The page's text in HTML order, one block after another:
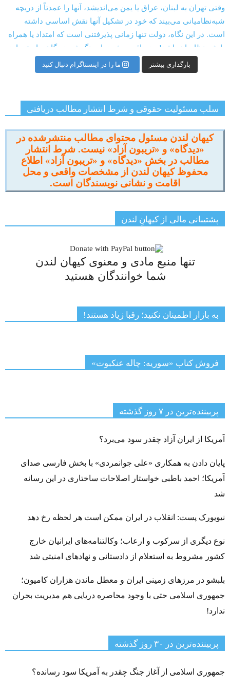
بارگذاری بیشتر ما را در اینستاگرام دنبال کنید
سلب مسئولیت حقوقی و شرط انتشار مطالب دریافتی
کیهان لندن مسئول محتوای مطالب منتشرشده در
«دیدگاه» و «تریبون آزاد» نیست. شرط انتشار
مطالب در بخش «دیدگاه» و «تریبون آزاد» اطلاع
محفوظ کیهان لندن از مشخصات واقعی و محل
اقامت و نشانی نویسندگان است.
پشتیبانی مالی از کیهانِ لندن
تنها منبع مادی و معنوی کیهان لندن
شما خوانندگان هستید
به بازار اطمینان نکنید؛ رقبا زیاد هستند!
فروش کتاب «سوریه: چاله عنکبوت»
پربیننده‌ترین‌ در ۷ روز گذشته
آمریکا از ایران آزاد چقدر سود می‌برد؟
پایان دادن به همکاری «علی جوانمردی» با بخش فارسی صدای
آمریکا؛ احمد باطبی خواستار اصلاحات ساختاری در این رسانه
شد
نیویورک پست: انقلاب در ایران ممکن است هر لحظه رخ دهد
نوع دیگری از سرکوب و ارعاب؛ وکالتنامه‌های ایرانیان خارج
کشور مشروط به استعلام از دادستانی و نهادهای امنیتی شد
بلبشو در مرزهای زمینی ایران و معطل ماندن هزاران کامیون؛
جمهوری اسلامی حتی با وجود محاصره دریایی هم مدیریت بحران
ندارد!
پربیننده‌ترین‌ در ۳۰ روز گذشته
جمهوری اسلامی از آغاز جنگ چقدر به آمریکا سود رسانده؟